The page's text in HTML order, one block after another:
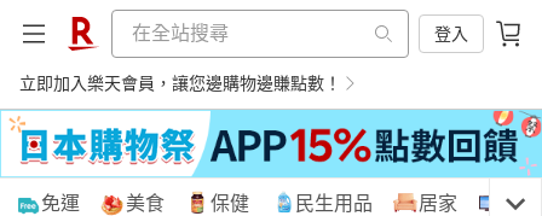
登入
立即加入樂天會員，讓您邊購物邊賺點數！
購物網分類
免運 美食 保健 民生用品 居家 3C